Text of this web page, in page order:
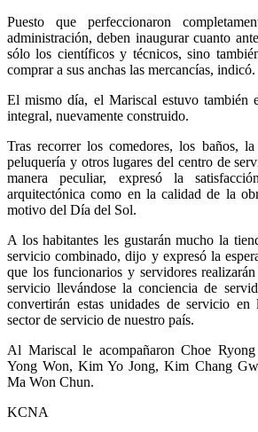
Puesto que perfeccionaron
administración, deben inaugurar cuanto
sólo los científicos y técnicos, sino
comprar a sus anchas las mercancías, indicó.
El mismo día, el Mariscal estuvo también
integral, nuevamente construido.
Tras recorrer los comedores, los baños,
peluquería y otros lugares del centro de
manera peculiar, expresó la
arquitectónica como en la calidad de la
motivo del Día del Sol.
A los habitantes les gustarán mucho la
servicio combinado, dijo y expresó la
que los funcionarios y servidores
servicio llevándose la conciencia de
convertirán estas unidades de servicio en
sector de servicio de nuestro país.
Al Mariscal le acompañaron Choe
Yong Won, Kim Yo Jong, Kim Chang
Ma Won Chun.
KCNA